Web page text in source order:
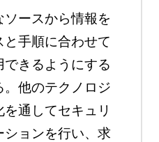
ソースから情報を
手順に合わせて
きるようにする
他のテクノロジ
通してセキュリ
ョンを行い、求